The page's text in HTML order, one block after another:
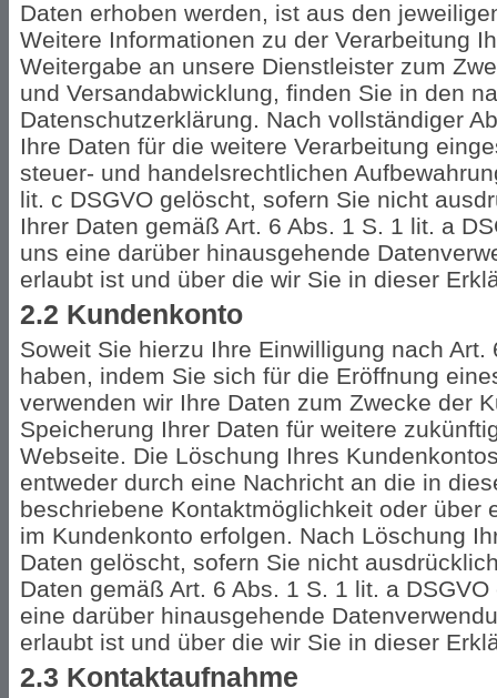
Daten erhoben werden, ist aus den
Weitere Informationen zu der Verarbeitung
Weitergabe an unsere Dienstleister zum
und Versandabwicklung, finden Sie in den
Datenschutzerklärung. Nach vollständiger
Ihre Daten für die weitere Verarbeitung
steuer- und handelsrechtlichen
lit. c DSGVO gelöscht, sofern Sie nicht
Ihrer Daten gemäß Art. 6 Abs. 1 S. 1 lit. a
uns eine darüber hinausgehende
erlaubt ist und über die wir Sie in dieser
2.2 Kundenkonto
Soweit Sie hierzu Ihre Einwilligung nach
haben, indem Sie sich für die Eröffnung
verwenden wir Ihre Daten zum Zwecke der
Speicherung Ihrer Daten für weitere
Webseite. Die Löschung Ihres
entweder durch eine Nachricht an die in
beschriebene Kontaktmöglichkeit oder über
im Kundenkonto erfolgen. Nach Löschung
Daten gelöscht, sofern Sie nicht
Daten gemäß Art. 6 Abs. 1 S. 1 lit. a
eine darüber hinausgehende
erlaubt ist und über die wir Sie in dieser
2.3 Kontaktaufnahme